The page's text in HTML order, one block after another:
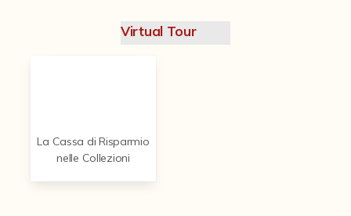
Virtual Tour
La Cassa di Risparmio
nelle Collezioni